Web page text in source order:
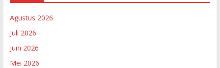
Agustus 2026
Juli 2026
Juni 2026
Mei 2026